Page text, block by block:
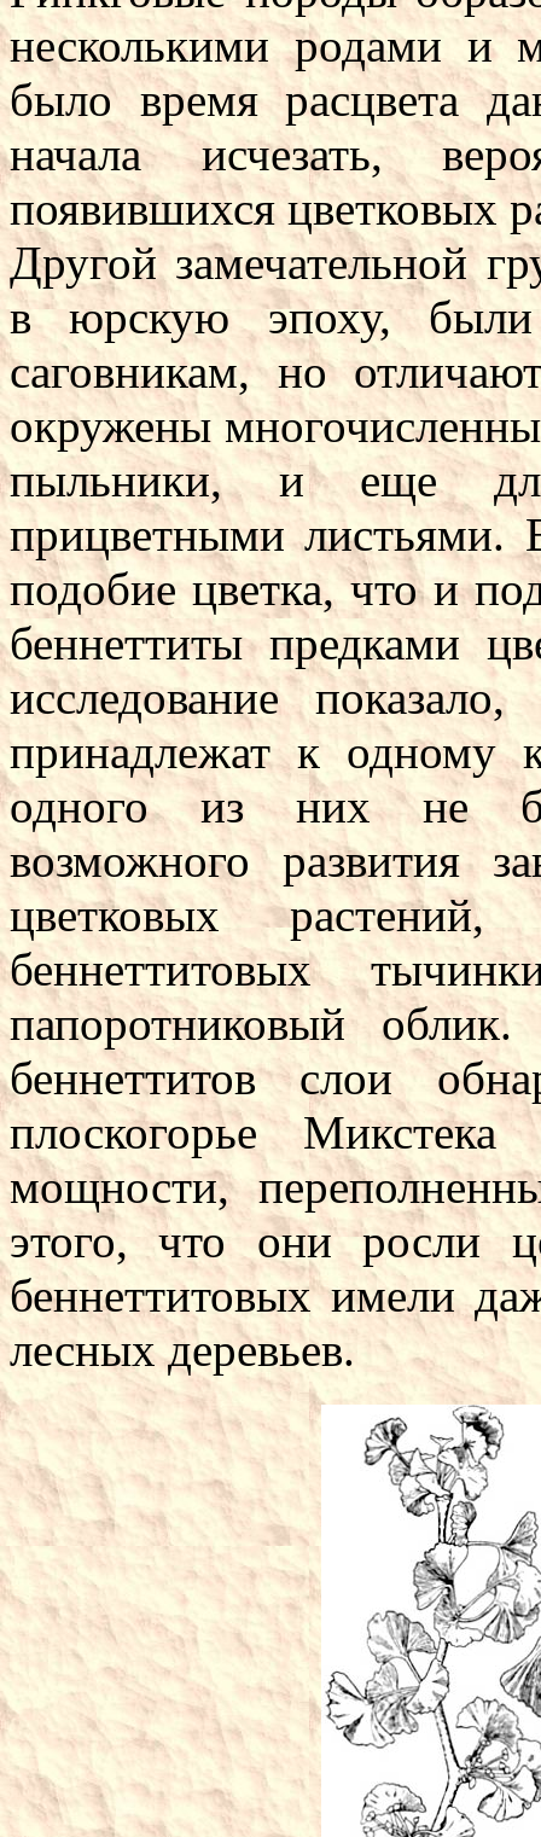
несколькими родами и
было время расцвета
начала исчезать,
появившихся цветковых
Другой замечательной
в юрскую эпоху,
саговникам, но
окружены
пыльники, и еще
прицветными листьями.
подобие цветка, что и
беннеттиты предками
исследование
принадлежат к одному
одного из них не
возможного развития
цветковых
беннеттитовых
папоротниковый
беннеттитов слои
плоскогорье
мощности,
этого, что они росли
беннеттитовых имели
лесных деревьев.